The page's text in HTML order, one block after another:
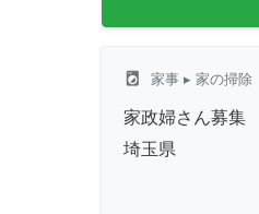
local_laundry_service 家事 ▸ 家の掃除
家政婦さん募集
埼玉県